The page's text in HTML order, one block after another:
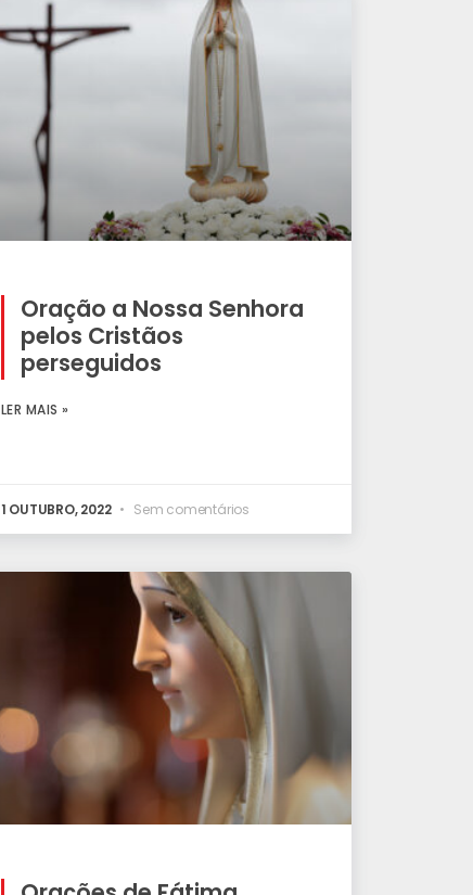
Oração a Nossa Senhora
pelos Cristãos
perseguidos
LER MAIS »
1 OUTUBRO, 2022 Sem comentários